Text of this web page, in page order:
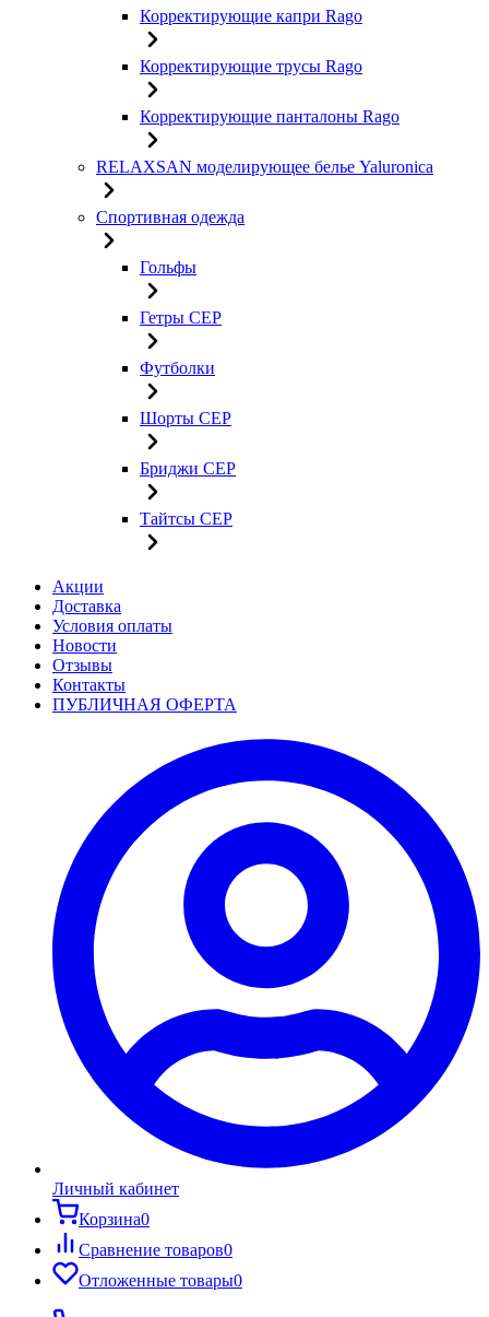
Корректирующие капри Rago
Корректирующие трусы Rago
Корректирующие панталоны Rago
RELAXSAN моделирующее белье Yaluroniсa
Спортивная одежда
Гольфы
Гетры CEP
Футболки
Шорты CEP
Бриджи CEP
Тайтсы CEP
Акции
Доставка
Условия оплаты
Новости
Отзывы
Контакты
ПУБЛИЧНАЯ ОФЕРТА
Личный кабинет
Корзина0
Сравнение товаров0
Отложенные товары0